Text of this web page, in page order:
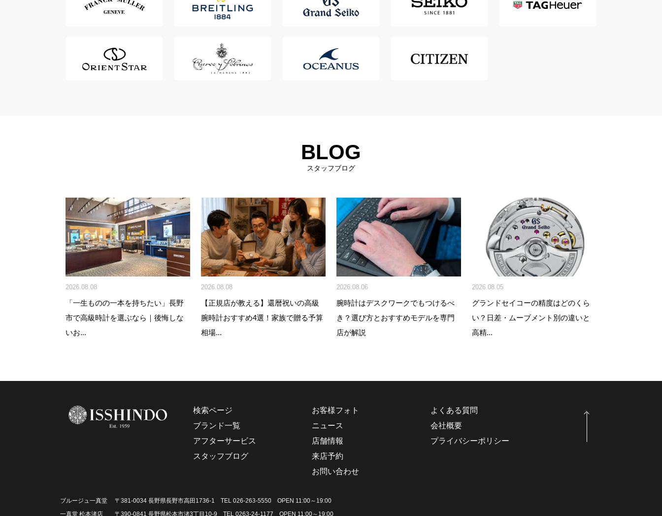
BLOG
スタッフブログ
2026.08.08
「一生ものの一本を持ちたい」長野
市で高級時計を選ぶなら｜後悔しな
いお...
2026.08.08
【正規店が教える】還暦祝いの高級
腕時計おすすめ4選！家族で贈る予算
相場...
2026.08.06
腕時計はデスクワークでもつけるべ
き？選び方とおすすめモデルを専門
店が解説
2026.08.05
グランドセイコーの精度はどのくら
い？日差・ムーブメント別の違いと
高精...
検索ページ
ブランド一覧
アフターサービス
スタッフブログ
お客様フォト
ニュース
店舗情報
来店予約
お問い合わせ
よくある質問
会社概要
プライバシーポリシー
ブルージュ一真堂 〒381-0034 長野県長野市高田1736-1 TEL 026-263-5550 OPEN 11:00～19:00
一真堂 松本渚店
〒390-0841 長野県松本市渚3丁目10-9 TEL 0263-24-1177 OPEN 11:00～19:00